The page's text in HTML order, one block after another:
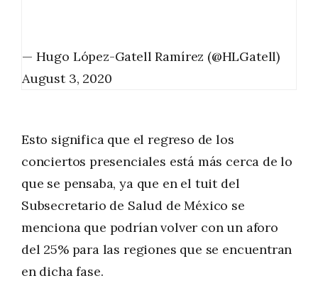
— Hugo López-Gatell Ramírez (@HLGatell)
August 3, 2020
Esto significa que el regreso de los
conciertos presenciales está más cerca de lo
que se pensaba, ya que en el tuit del
Subsecretario de Salud de México se
menciona que podrían volver con un aforo
del 25% para las regiones que se encuentran
en dicha fase.